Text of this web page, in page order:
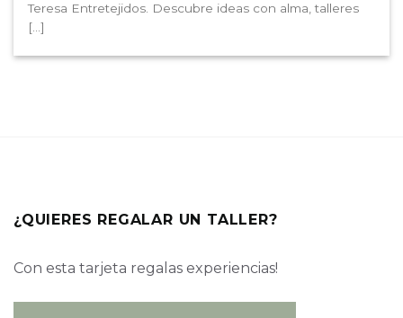
Teresa Entretejidos. Descubre ideas con alma, talleres
[...]
¿QUIERES REGALAR UN TALLER?
Con esta tarjeta regalas experiencias!